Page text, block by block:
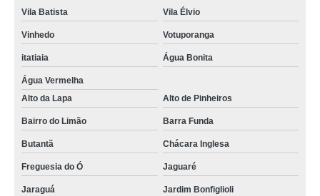
Vila Batista Vila Élvio
Vinhedo Votuporanga
itatiaia Água Bonita
Água Vermelha
Alto da Lapa
Alto de Pinheiros
Bairro do Limão Barra Funda
Butantã Chácara Inglesa
Freguesia do Ó Jaguaré
Jaraguá Jardim Bonfiglioli